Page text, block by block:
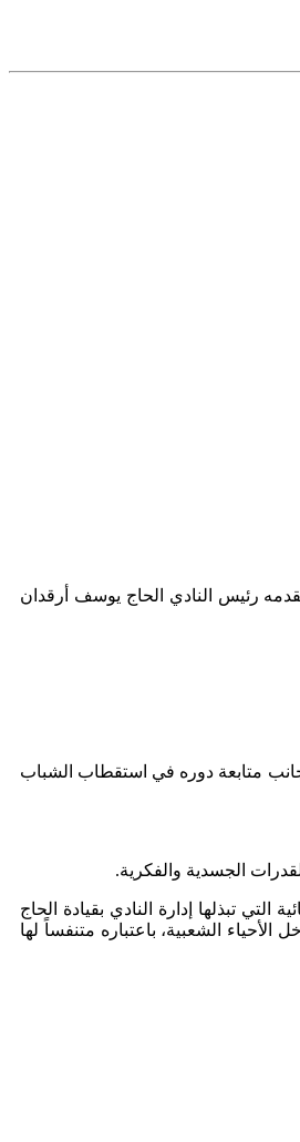
رئيس النادي الحاج يوسف أرقدان
جانب متابعة دوره في استقطاب الشباب
الجسدية والفكرية.
تبذلها إدارة النادي بقيادة الحاج
الشعبية، باعتباره متنفساً لها